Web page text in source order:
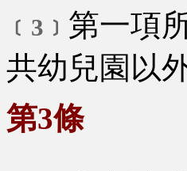
﹝3﹞ 第一項
共幼兒園以
第3條